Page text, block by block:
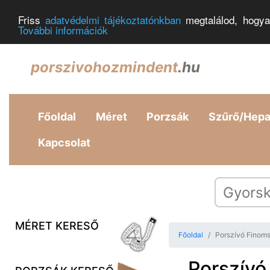
Frissadatvédelmi tájékoztatónkban megtalálod,
További információk
porszivohozmindent.hu
Főoldal Méret Porzsák Szűrő/Hepa
Kapcsolat
MÉRET KERESŐ
Főoldal Porszívó